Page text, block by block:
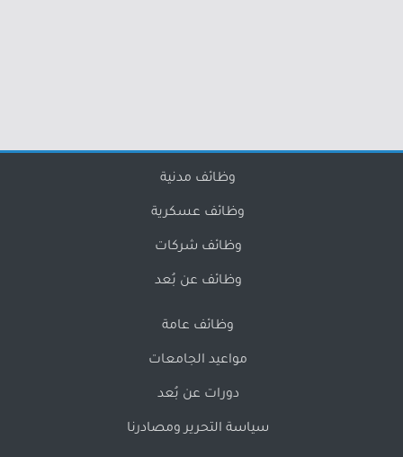
وظائف مدنية
وظائف عسكرية
وظائف شركات
وظائف عن بُعد
وظائف عامة
مواعيد الجامعات
دورات عن بُعد
سياسة التحرير ومصادرنا